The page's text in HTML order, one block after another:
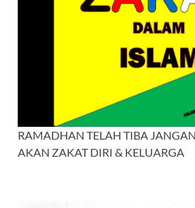
RAMADHAN TELAH TIBA
AKAN ZAKAT DIRI & KELUARGA